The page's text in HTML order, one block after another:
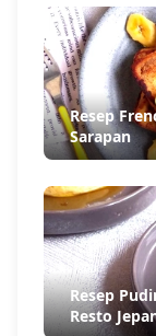
Resep
Sarapan
Resep
Resto